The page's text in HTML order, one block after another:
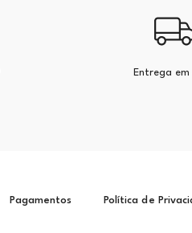
Entrega em
Pagamentos Política de